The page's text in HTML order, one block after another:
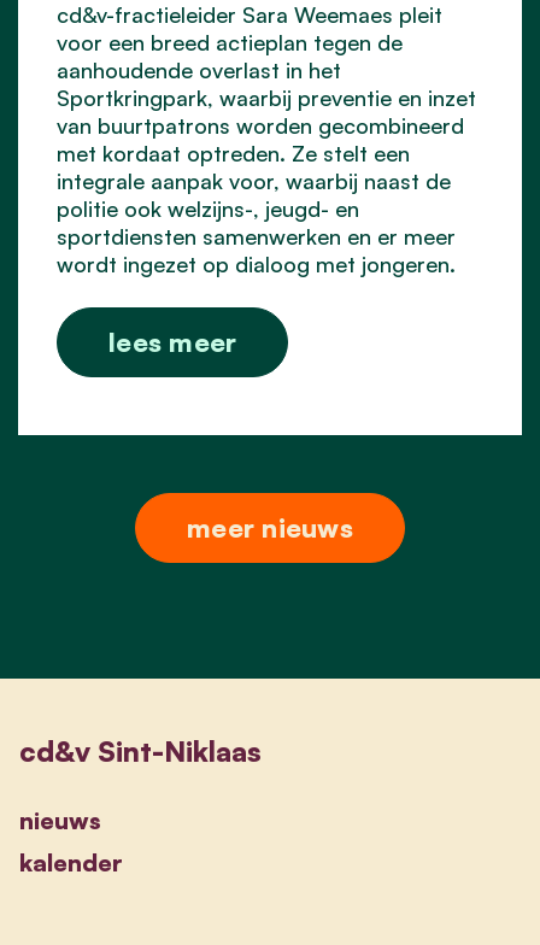
cd&v-fractieleider Sara Weemaes pleit
voor een breed actieplan tegen de
aanhoudende overlast in het
Sportkringpark, waarbij preventie en inzet
van buurtpatrons worden gecombineerd
met kordaat optreden. Ze stelt een
integrale aanpak voor, waarbij naast de
politie ook welzijns-, jeugd- en
sportdiensten samenwerken en er meer
wordt ingezet op dialoog met jongeren.
lees meer
meer nieuws
cd&v Sint-Niklaas
nieuws
kalender